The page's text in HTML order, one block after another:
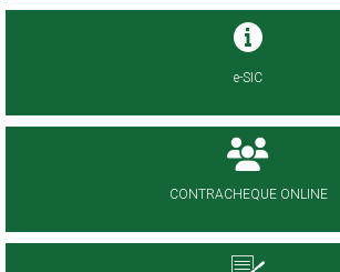
e-SIC
CONTRACHEQUE ONLINE